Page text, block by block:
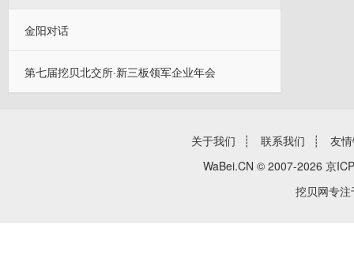
金阳对话
第七届挖贝北交所·新三板领军企业年会
关于我们 ┊ 联系我们 ┊
友
WaBei.CN © 2007-2026 京
挖贝网专